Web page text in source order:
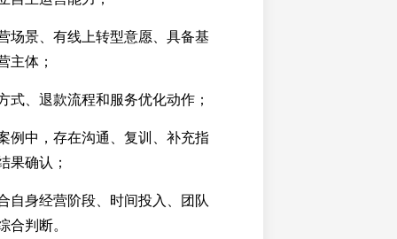
场景、有线上转型意愿、具备基
主体；
式、退款流程和服务优化动作；
例中，存在沟通、复训、补充指
果确认；
自身经营阶段、时间投入、团队
合判断。